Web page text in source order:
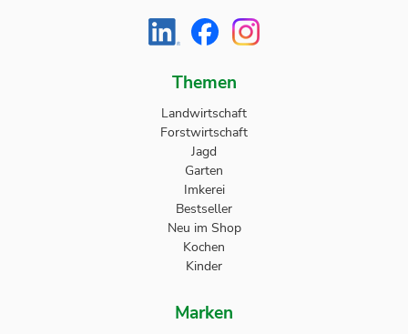
Themen
Landwirtschaft
Forstwirtschaft
Jagd
Garten
Imkerei
Bestseller
Neu im Shop
Kochen
Kinder
Marken